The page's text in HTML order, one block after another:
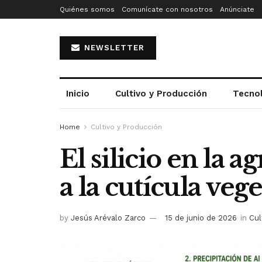
Quiénes somos Comunícate con nosotros Anúnciate
NEWSLETTER
Inicio Cultivo y Producción
Home Cultivo y Producción
El silicio en la
a la cutícula
by Jesús Arévalo Zarco 15 de junio de 2026 in